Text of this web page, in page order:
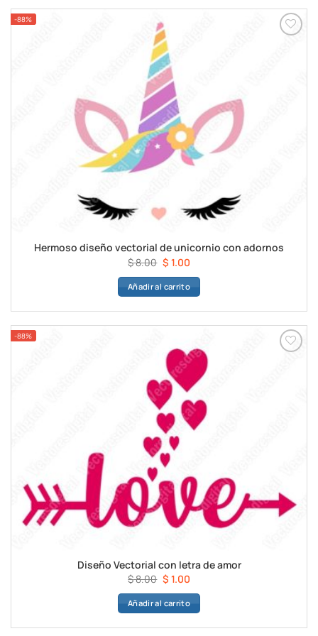
-88%
Hermoso diseño vectorial de unicornio con adornos
$8.00 El
precio
original
$ 8.00.
$ 1.00El
precio
actual
$ 1.00.
Añadir al carrito
-88%
Diseño Vectorial con letra de amor
$8.00 El
precio
original
$ 8.00.
$ 1.00El
precio
actual
$ 1.00.
Añadir al carrito